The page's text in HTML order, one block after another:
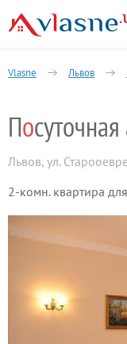
Vlasne Львов
По
Львов, ул.
2-комн. квартира